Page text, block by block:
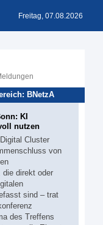
Freitag, 07.08.2026
BNetzA
KI
nutzen
Cluster
von
die direkt oder
sind – trat
des Treffens